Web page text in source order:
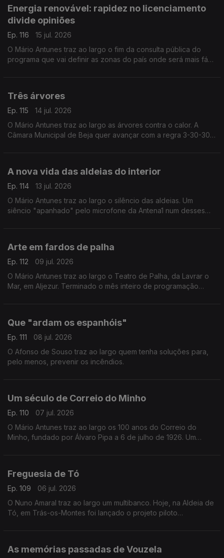
Energia renovável: rapidez no licenciamento
divide opiniões
Ep. 116
15 jul. 2026
O Mário Antunes traz ao largo o fim da consulta pública do
programa que vai definir as zonas do país onde será mais fácil
Três árvores
Ep. 115
14 jul. 2026
O Mário Antunes traz ao largo as árvores contra o calor. A
Câmara Municipal de Beja quer avançar com a regra 3-30-300,
A nova vida das aldeias do interior
Ep. 114
13 jul. 2026
O Mário Antunes traz ao largo o silêncio das aldeias. Um
siêncio "apanhado" pelo microfone da Antena1 num desses
Arte em fardos de palha
Ep. 112
09 jul. 2026
O Mário Antunes traz ao largo o Teatro de Palha, da Lavrar o
Mar, em Aljezur. Terminado o mês inteiro de programação
Que "ardam os espanhóis"
Ep. 111
08 jul. 2026
O Afonso de Souso traz ao largo quem tenha soluções para,
pelo menos, prevenir os incêndios.
Um século de Correio do Minho
Ep. 110
07 jul. 2026
O Mário Antunes traz ao largo os 100 anos do Correio do
Minho, fundado por Álvaro Pipa a 6 de julho de 1926. Um
Freguesia de Tó
Ep. 109
06 jul. 2026
O Nuno Amaral traz ao largo um multibanco. Hoje, na Aldeia de
Tó, em Trás-os-Montes foi lançado o projeto piloto
As memórias passadas de Vouzela